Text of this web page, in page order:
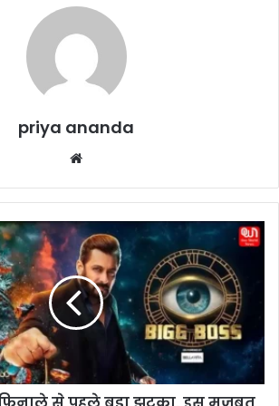
priya ananda
te